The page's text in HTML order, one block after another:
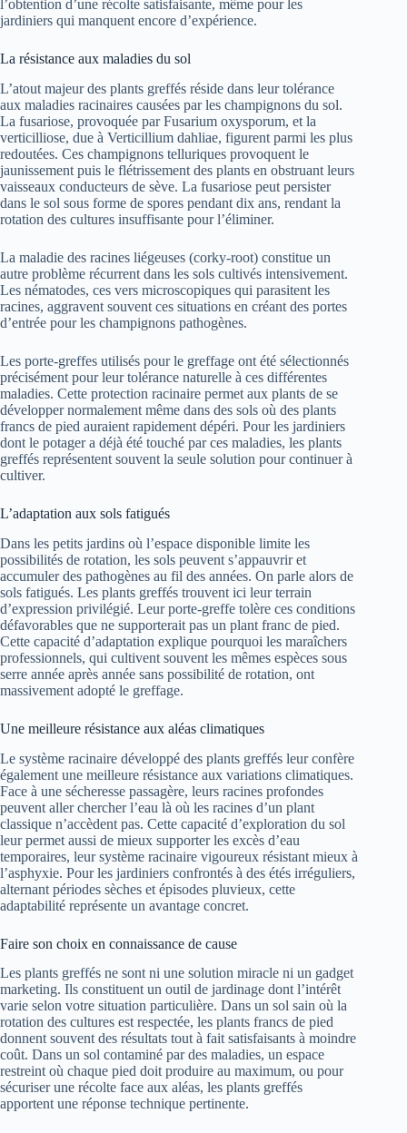
l’obtention d’une récolte satisfaisante, même pour les
jardiniers qui manquent encore d’expérience.
La résistance aux maladies du sol
L’atout majeur des plants greffés réside dans leur tolérance
aux maladies racinaires causées par les champignons du sol.
La fusariose, provoquée par Fusarium oxysporum, et la
verticilliose, due à Verticillium dahliae, figurent parmi les plus
redoutées. Ces champignons telluriques provoquent le
jaunissement puis le flétrissement des plants en obstruant leurs
vaisseaux conducteurs de sève. La fusariose peut persister
dans le sol sous forme de spores pendant dix ans, rendant la
rotation des cultures insuffisante pour l’éliminer.
La maladie des racines liégeuses (corky-root) constitue un
autre problème récurrent dans les sols cultivés intensivement.
Les nématodes, ces vers microscopiques qui parasitent les
racines, aggravent souvent ces situations en créant des portes
d’entrée pour les champignons pathogènes.
Les porte-greffes utilisés pour le greffage ont été sélectionnés
précisément pour leur tolérance naturelle à ces différentes
maladies. Cette protection racinaire permet aux plants de se
développer normalement même dans des sols où des plants
francs de pied auraient rapidement dépéri. Pour les jardiniers
dont le potager a déjà été touché par ces maladies, les plants
greffés représentent souvent la seule solution pour continuer à
cultiver.
L’adaptation aux sols fatigués
Dans les petits jardins où l’espace disponible limite les
possibilités de rotation, les sols peuvent s’appauvrir et
accumuler des pathogènes au fil des années. On parle alors de
sols fatigués. Les plants greffés trouvent ici leur terrain
d’expression privilégié. Leur porte-greffe tolère ces conditions
défavorables que ne supporterait pas un plant franc de pied.
Cette capacité d’adaptation explique pourquoi les maraîchers
professionnels, qui cultivent souvent les mêmes espèces sous
serre année après année sans possibilité de rotation, ont
massivement adopté le greffage.
Une meilleure résistance aux aléas climatiques
Le système racinaire développé des plants greffés leur confère
également une meilleure résistance aux variations climatiques.
Face à une sécheresse passagère, leurs racines profondes
peuvent aller chercher l’eau là où les racines d’un plant
classique n’accèdent pas. Cette capacité d’exploration du sol
leur permet aussi de mieux supporter les excès d’eau
temporaires, leur système racinaire vigoureux résistant mieux à
l’asphyxie. Pour les jardiniers confrontés à des étés irréguliers,
alternant périodes sèches et épisodes pluvieux, cette
adaptabilité représente un avantage concret.
Faire son choix en connaissance de cause
Les plants greffés ne sont ni une solution miracle ni un gadget
marketing. Ils constituent un outil de jardinage dont l’intérêt
varie selon votre situation particulière. Dans un sol sain où la
rotation des cultures est respectée, les plants francs de pied
donnent souvent des résultats tout à fait satisfaisants à moindre
coût. Dans un sol contaminé par des maladies, un espace
restreint où chaque pied doit produire au maximum, ou pour
sécuriser une récolte face aux aléas, les plants greffés
apportent une réponse technique pertinente.